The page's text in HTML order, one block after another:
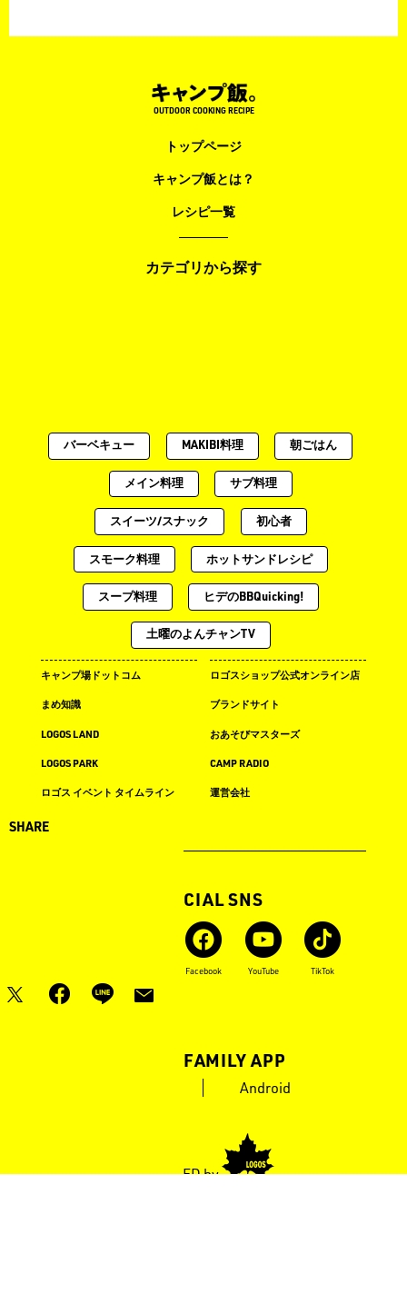
SHARE
OUTDOOR COOKING RECIPE
トップページ
キャンプ飯とは？
レシピ一覧
カテゴリから探す
バーベキュー MAKIBI料理 朝ごはん
メイン料理 サブ料理
スイーツ/スナック 初心者
スモーク料理 ホットサンドレシピ
スープ料理 ヒデのBBQuicking!
土曜のよんチャンTV
キャンプ場ドットコム
まめ知識
LOGOS LAND
LOGOS PARK
ロゴス イベント タイムライン
月刊LOGOS
ロゴスショップ公式オンライン店
ブランドサイト
おあそびマスターズ
CAMP RADIO
運営会社
OFFICIAL SNS
Facebook YouTube TikTok
LOGOS FAMILY APP
Android
POWERED by